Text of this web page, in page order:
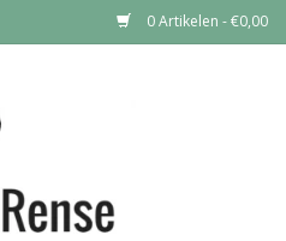
0 Artikelen - €0,00